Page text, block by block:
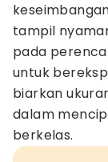
tampil
pada
untuk
biarkan
dalam
berkelas.